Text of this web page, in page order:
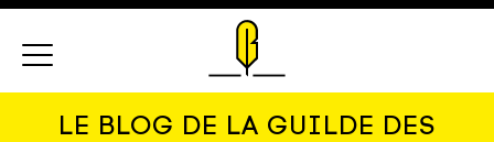
LE BLOG DE LA GUILDE DES